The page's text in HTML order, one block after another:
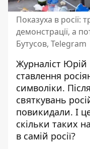
Показуха в росії:
демонстрації, а
Бутусов, Telegram
Журналіст Юрій
ставлення
символіки.
святкувань
повикидали. І
скільки таких
в самій росії?